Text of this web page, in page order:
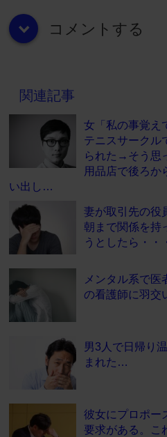
down コメントする
関連記事
女「私の事覚え
テニスサークル
られた→そう思
用品店で後ろか
い出し…
妻が取引先の役
朝まで関係を持
うとしたら・・
メンタル系で医
の看護師に羽
男3人で日帰り
まれた…
彼女にプロポー
要求がある。こ